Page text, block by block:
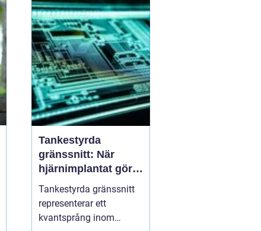
intelligens kan analysera
och tolka
känslomässiga si...
Tankestyrda
gränssnitt: När
hjärnimplantat gör
digital interaktion
sömlös
Tankestyrda gränssnitt
representerar ett
kvantsprång inom